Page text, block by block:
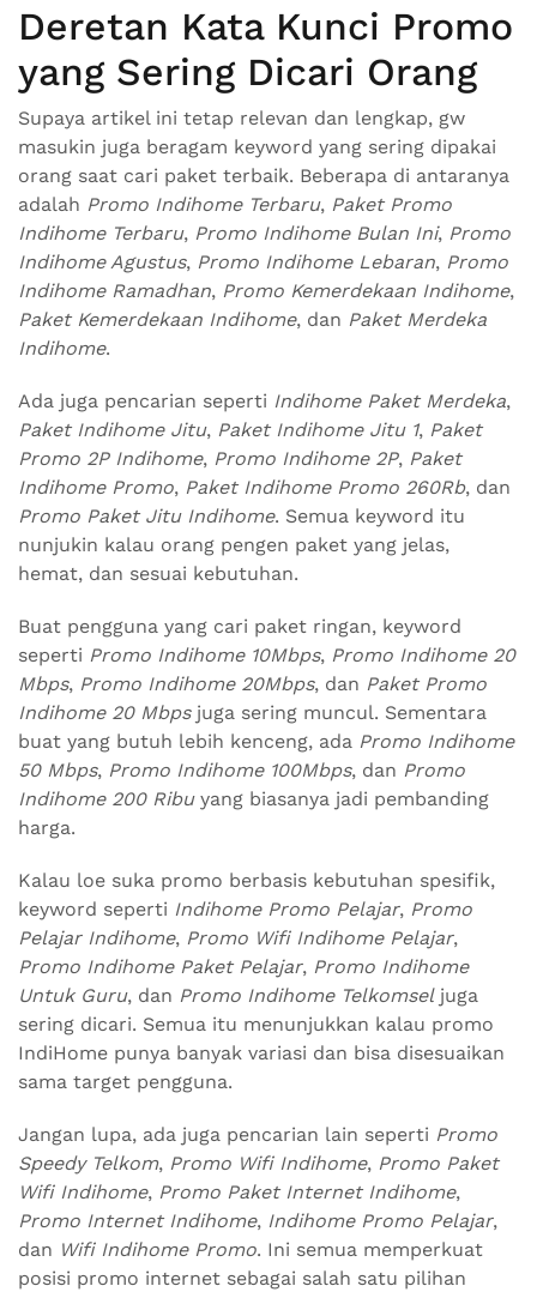
Deretan Kata Kunci Promo
yang Sering Dicari Orang
Supaya artikel ini tetap relevan dan lengkap, gw
masukin juga beragam keyword yang sering dipakai
orang saat cari paket terbaik. Beberapa di antaranya
adalah Promo Indihome Terbaru, Paket Promo
Indihome Terbaru, Promo Indihome Bulan Ini, Promo
Indihome Agustus, Promo Indihome Lebaran, Promo
Indihome Ramadhan, Promo Kemerdekaan Indihome,
Paket Kemerdekaan Indihome, dan Paket Merdeka
Indihome.
Ada juga pencarian seperti Indihome Paket Merdeka,
Paket Indihome Jitu, Paket Indihome Jitu 1, Paket
Promo 2P Indihome, Promo Indihome 2P, Paket
Indihome Promo, Paket Indihome Promo 260Rb, dan
Promo Paket Jitu Indihome. Semua keyword itu
nunjukin kalau orang pengen paket yang jelas,
hemat, dan sesuai kebutuhan.
Buat pengguna yang cari paket ringan, keyword
seperti Promo Indihome 10Mbps, Promo Indihome 20
Mbps, Promo Indihome 20Mbps, dan Paket Promo
Indihome 20 Mbpsjuga sering muncul. Sementara
buat yang butuh lebih kenceng, ada Promo Indihome
50 Mbps, Promo Indihome 100Mbps, dan Promo
Indihome 200 Ribuyang biasanya jadi pembanding
harga.
Kalau loe suka promo berbasis kebutuhan spesifik,
keyword seperti Indihome Promo Pelajar, Promo
Pelajar Indihome, Promo Wifi Indihome Pelajar,
Promo Indihome Paket Pelajar, Promo Indihome
Untuk Guru, dan Promo Indihome Telkomseljuga
sering dicari. Semua itu menunjukkan kalau promo
IndiHome punya banyak variasi dan bisa disesuaikan
sama target pengguna.
Jangan lupa, ada juga pencarian lain seperti Promo
Speedy Telkom, Promo Wifi Indihome, Promo Paket
Wifi Indihome, Promo Paket Internet Indihome,
Promo Internet Indihome, Indihome Promo Pelajar,
dan Wifi Indihome Promo. Ini semua memperkuat
posisi promo internet sebagai salah satu pilihan